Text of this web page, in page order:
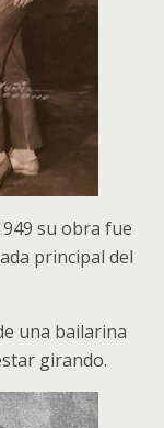
su obra fue
principal del
una bailarina
girando.